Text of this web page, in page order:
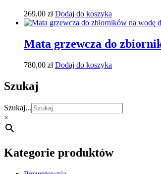
269,00 zł Dodaj do koszyka
Mata grzewcza do
780,00 zł Dodaj do koszyka
Szukaj
Szukaj...
×
Kategorie produktów